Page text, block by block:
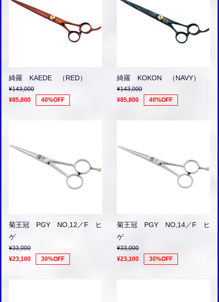
綺羅 KAEDE （RED）
¥143,000
¥85,800
40%OFF
綺羅 KOKON （NAVY）
¥143,000
¥85,800
40%OFF
菊王冠 PGY NO,12／F ヒ
ゲ
¥33,000
¥23,100
30%OFF
菊王冠 PGY NO,14／F ヒ
ゲ
¥33,000
¥23,100
30%OFF